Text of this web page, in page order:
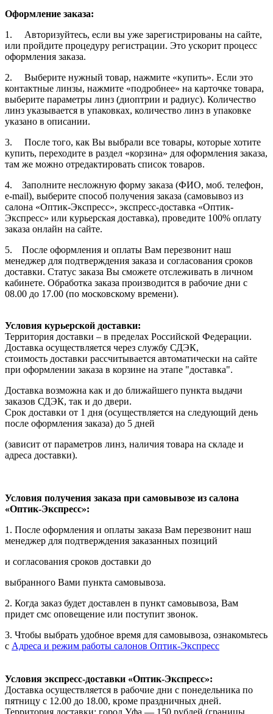
Оформление заказа:
1. Авторизуйтесь, если вы уже зарегистрированы на сайте,
или пройдите процедуру регистрации. Это ускорит процесс
оформления заказа.
2. Выберите нужный товар, нажмите «купить». Если это
контактные линзы, нажмите «подробнее» на карточке товара,
выберите параметры линз (диоптрии и радиус). Количество
линз указывается в упаковках, количество линз в упаковке
указано в описании.
3. После того, как Вы выбрали все товары, которые хотите
купить, переходите в раздел «корзина» для оформления заказа,
там же можно отредактировать список товаров.
4. Заполните несложную форму заказа (ФИО, моб. телефон,
e-mail), выберите способ получения заказа (самовывоз из
салона «Оптик-Экспресс», экспресс-доставка «Оптик-
Экспресс» или курьерская доставка), проведите 100% оплату
заказа онлайн на сайте.
5. После оформления и оплаты Вам перезвонит наш
менеджер для подтверждения заказа и согласования сроков
доставки. Статус заказа Вы сможете отслеживать в личном
кабинете. Обработка заказа производится в рабочие дни с
08.00 до 17.00 (по московскому времени).
Условия курьерской доставки:
Территория доставки – в пределах Российской Федерации.
Доставка осуществляется через службу СДЭК,
стоимость доставки рассчитывается автоматически на сайте
при оформлении заказа в корзине на этапе "доставка".
Доставка возможна как и до ближайшего пункта выдачи
заказов СДЭК, так и до двери.
Срок доставки от 1 дня (осуществляется на следующий день
после оформления заказа) до 5 дней
(зависит от параметров линз, наличия товара на складе и
адреса доставки).
Условия получения заказа при самовывозе из салона
«Оптик-Экспресс»:
1. После оформления и оплаты заказа Вам перезвонит наш
менеджер для подтверждения заказанных позиций
и согласования сроков доставки до
выбранного Вами пункта самовывоза.
2. Когда заказ будет доставлен в пункт самовывоза, Вам
придет смс оповещение или поступит звонок.
3. Чтобы выбрать удобное время для самовывоза, ознакомьтесь
с Адреса и режим работы салонов Оптик-Экспресс
Условия экспресс-доставки «Оптик-Экспресс»:
Доставка осуществляется в рабочие дни с понедельника по
пятницу с 12.00 до 18.00, кроме праздничных дней.
Территория доставки: город Уфа — 150 рублей (границы